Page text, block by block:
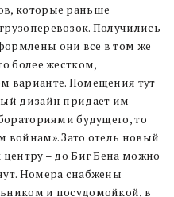
которые раньше
Получились
они все в том же
более жестком,
варианте. Помещения тут
дизайн придает им
будущего, то
войнам». Зато отель новый
– до Биг Бена можно
Номера снабжены
и посудомойкой, в